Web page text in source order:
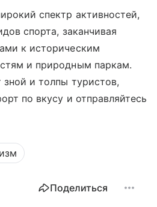
спектр активностей,
спорта, заканчивая
к историческим
и природным паркам.
и толпы туристов,
по вкусу и отправляйтесь
Поделиться